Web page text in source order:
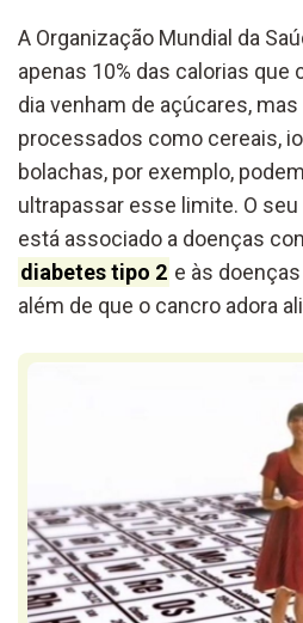
A Organização Mundial da
apenas 10% das calorias
diavenham de açúcares,
processados como cereais,
bolachas, por exemplo,
ultrapassar esse limite. O
está associado a doenças
diabetes tipo 2 e às
além de que o cancro adora